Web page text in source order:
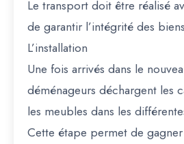
Le transport doit être réalisé
de garantir l’intégrité des
L’installation
Une fois arrivés dans le
déménageurs déchargent les
les meubles dans les
Cette étape permet de